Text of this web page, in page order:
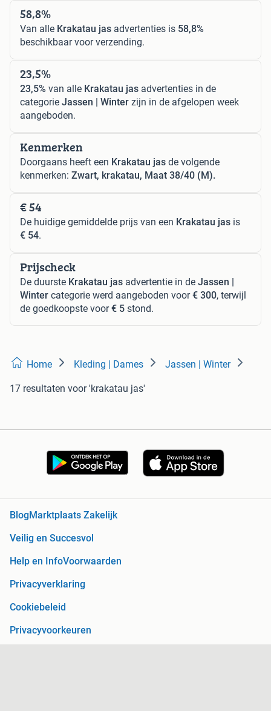
58,8%
Van alle Krakatau jas advertenties is 58,8%
beschikbaar voor verzending.
23,5%
23,5% van alle Krakatau jas advertenties in de
categorie Jassen | Winter zijn in de afgelopen week
aangeboden.
Kenmerken
Doorgaans heeft een Krakatau jas de volgende
kenmerken: Zwart, krakatau, Maat 38/40 (M).
€ 54
De huidige gemiddelde prijs van een Krakatau jas is
€ 54.
Prijscheck
De duurste Krakatau jas advertentie in de Jassen |
Winter categorie werd aangeboden voor€ 300, terwijl
de goedkoopste voor€ 5 stond.
Home Kleding | Dames Jassen | Winter
17 resultaten voor 'krakatau jas'
BlogMarktplaats Zakelijk
Veilig en Succesvol
Help en InfoVoorwaarden
Privacyverklaring
Cookiebeleid
Privacyvoorkeuren